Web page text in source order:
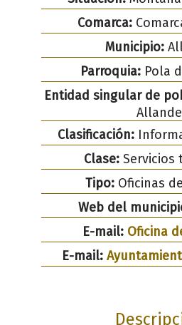
Comarca:
Municipio:
Parroquia: Pola
Entidad singular de
Allande
Clasificación:
Clase:Servicios
Tipo: Oficinas
Web del
E-mail: Oficina
E-mail: